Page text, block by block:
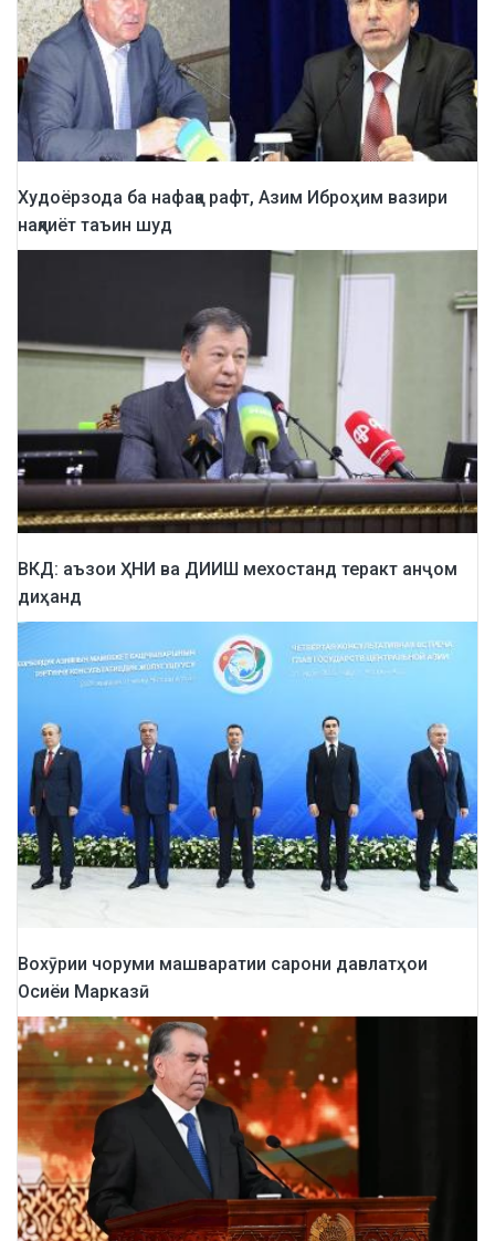
Худоёрзода ба нафақа рафт, Азим Иброҳим вазири
нақлиёт таъин шуд
ВКД: аъзои ҲНИ ва ДИИШ мехостанд теракт анҷом
диҳанд
Вохӯрии чоруми машваратии сарони давлатҳои
Осиёи Марказӣ